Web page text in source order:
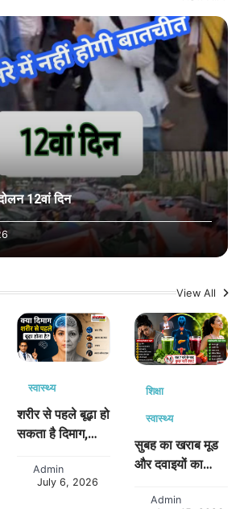
12वां दिन
View All
स्वास्थ्य
शरीर से पहले बूढ़ा हो
सकता है दिमाग,
Admin
July 6, 2026
शिक्षा
स्वास्थ्य
सुबह का खराब मूड
और दवाइयों का
Admin